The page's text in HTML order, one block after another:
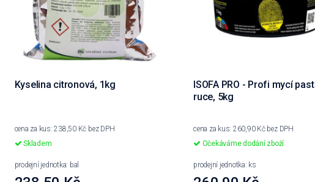
Kyselina citronová, 1kg
cena za kus: 238,50 Kč bez DPH
Skladem
prodejní jednotka: bal
ISOFA PRO - Profi mycí
ruce, 5kg
cena za kus: 260,90 Kč bez DPH
Očekáváme dodání zboží
prodejní jednotka: ks